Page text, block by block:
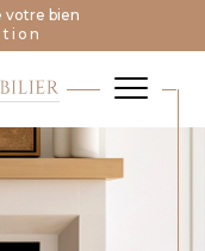
votre bien